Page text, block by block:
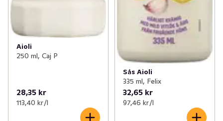
Aioli
250 ml, Caj P
28,35 kr
113,40 kr /l
Sås Aioli
335 ml, Felix
32,65 kr
97,46 kr /l